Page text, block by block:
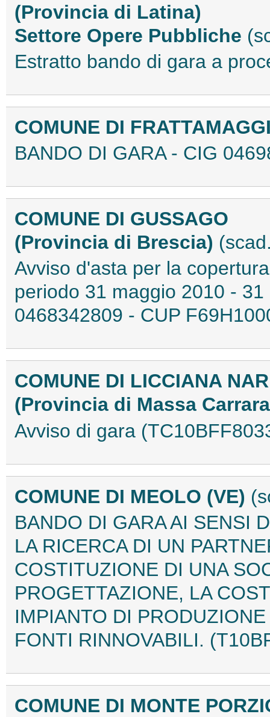
(Provincia di Latina)
Settore Opere Pubbliche
Estratto bando di gara a
COMUNE DI
BANDO DI GARA - CIG
COMUNE DI GUSSAGO
(Provincia di Brescia)
Avviso d'asta per la
periodo 31 maggio 2010 -
0468342809 - CUP
COMUNE DI LICCIANA
(Provincia di Massa
Avviso di gara
COMUNE DI MEOLO (VE)
BANDO DI GARA AI SENSI
LA RICERCA DI UN
COSTITUZIONE DI UNA
PROGETTAZIONE, LA
IMPIANTO DI
FONTI RINNOVABILI.
COMUNE DI MONTE